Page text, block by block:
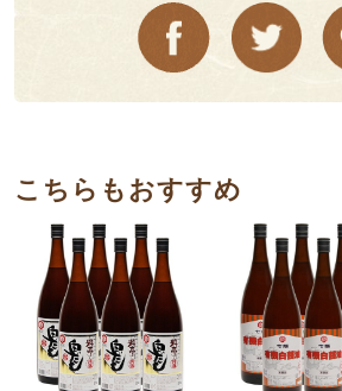
こちらもおすすめ